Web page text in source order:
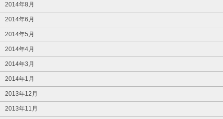
2014年8月
2014年6月
2014年5月
2014年4月
2014年3月
2014年1月
2013年12月
2013年11月